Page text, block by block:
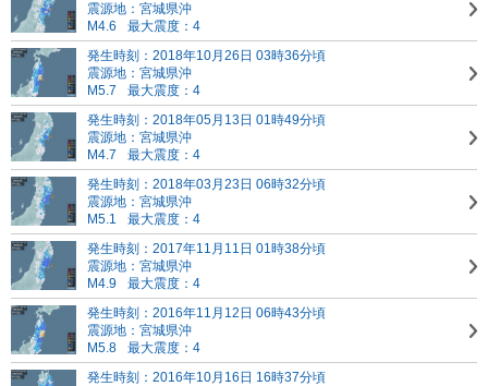
震源地：宮城県沖
M4.6
最大震度：4
発生時刻：2018年10月26日 03時36分頃
震源地：宮城県沖
M5.7
最大震度：4
発生時刻：2018年05月13日 01時49分頃
震源地：宮城県沖
M4.7
最大震度：4
発生時刻：2018年03月23日 06時32分頃
震源地：宮城県沖
M5.1
最大震度：4
発生時刻：2017年11月11日 01時38分頃
震源地：宮城県沖
M4.9
最大震度：4
発生時刻：2016年11月12日 06時43分頃
震源地：宮城県沖
M5.8
最大震度：4
発生時刻：2016年10月16日 16時37分頃